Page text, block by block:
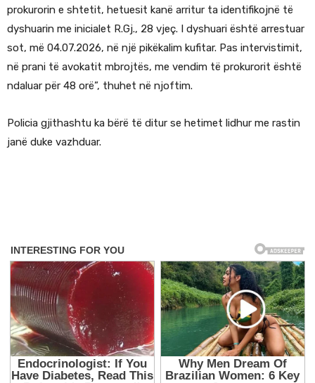
prokurorin e shtetit, hetuesit kanë arritur ta identifikojnë të
dyshuarin me inicialet R.Gj., 28 vjeç. I dyshuari është arrestuar
sot, më 04.07.2026, në një pikëkalim kufitar. Pas intervistimit,
në prani të avokatit mbrojtës, me vendim të prokurorit është
ndaluar për 48 orë”, thuhet në njoftim.
Policia gjithashtu ka bërë të ditur se hetimet lidhur me rastin
janë duke vazhduar.